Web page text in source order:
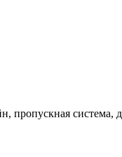
пропускная